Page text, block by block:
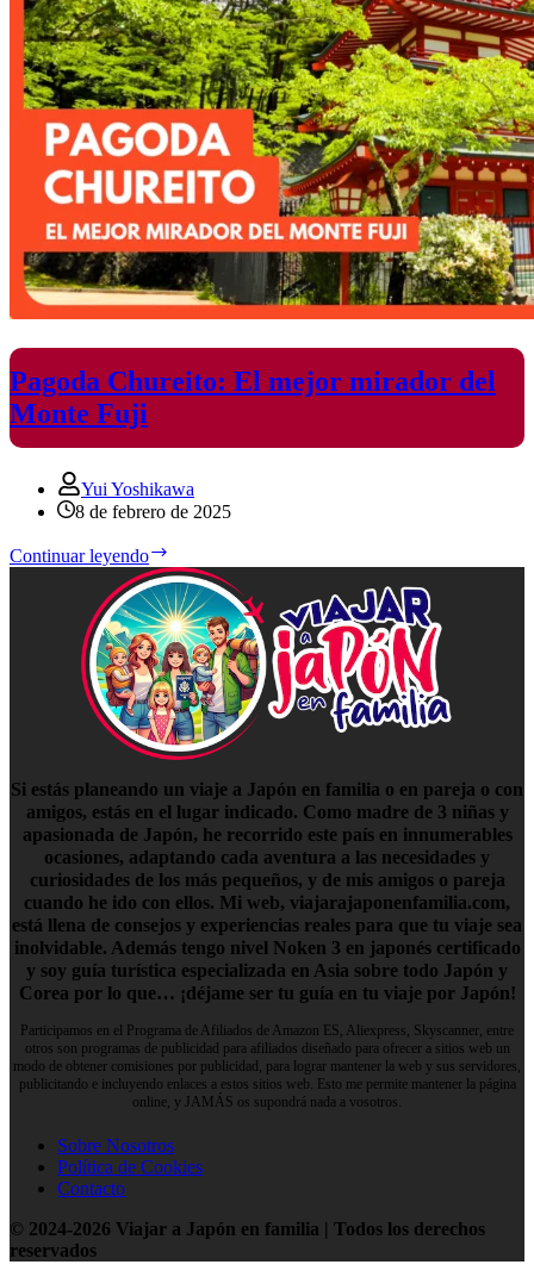
Pagoda Chureito: El mejor mirador del
Monte Fuji
Yui Yoshikawa
8 de febrero de 2025
Continuar leyendo
Chureito:
El
mejor
mirador
del
Monte
Fuji
Si estás planeando un viaje a Japón en familia o en pareja o con
amigos, estás en el lugar indicado. Como madre de 3 niñas y
apasionada de Japón, he recorrido este país en innumerables
ocasiones, adaptando cada aventura a las necesidades y
curiosidades de los más pequeños, y de mis amigos o pareja
cuando he ido con ellos. Mi web, viajarajaponenfamilia.com,
está llena de consejos y experiencias reales para que tu viaje sea
inolvidable. Además tengo nivel Noken 3 en japonés certificado
y soy guía turística especializada en Asia sobre todo Japón y
Corea por lo que… ¡déjame ser tu guía en tu viaje por Japón!
Participamos en el Programa de Afiliados de Amazon ES, Aliexpress, Skyscanner, entre
otros son programas de publicidad para afiliados diseñado para ofrecer a sitios web un
modo de obtener comisiones por publicidad, para lograr mantener la web y sus servidores,
publicitando e incluyendo enlaces a estos sitios web. Esto me permite mantener la página
online, y JAMÁS os supondrá nada a vosotros.
Sobre Nosotros
Política de Cookies
Contacto
© 2024-2026 Viajar a Japón en familia | Todos los derechos
reservados